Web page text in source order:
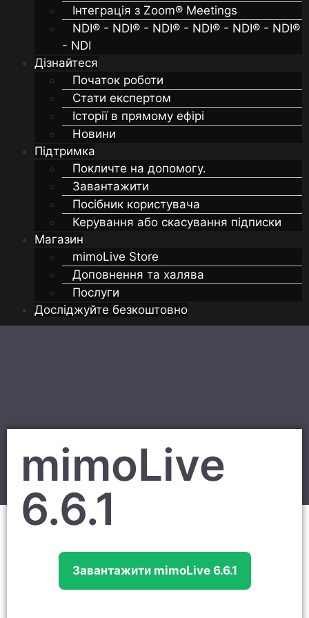
Інтеграція з Zoom® Meetings
NDI® - NDI® - NDI® - NDI® - NDI® - NDI®
- NDI
Дізнайтеся
Початок роботи
Стати експертом
Історії в прямому ефірі
Новини
Підтримка
Покличте на допомогу.
Завантажити
Посібник користувача
Керування або скасування підписки
Магазин
mimoLive Store
Доповнення та халява
Послуги
Досліджуйте безкоштовно
mimoLive
6.6.1
Завантажити mimoLive 6.6.1